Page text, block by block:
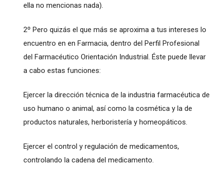
ella no mencionas nada).
2º Pero quizás el que más se aproxima a tus intereses lo
encuentro en en Farmacia, dentro del Perfil Profesional
del Farmacéutico Orientación Industrial. Éste puede llevar
a cabo estas funciones:
Ejercer la dirección técnica de la industria farmacéutica de
uso humano o animal, así como la cosmética y la de
productos naturales, herboristería y homeopáticos.
Ejercer el control y regulación de medicamentos,
controlando la cadena del medicamento.